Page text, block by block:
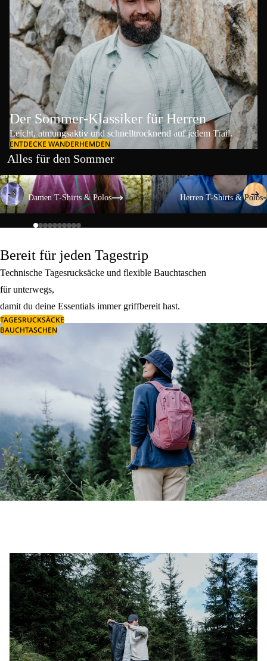
Der Sommer-Klassiker für Herren
Leicht, atmungsaktiv und schnelltrocknend auf jedem Trail.
ENTDECKE WANDERHEMDEN
Alles für den Sommer
Damen T-Shirts & Polos
Damen T-Shirts & Polos
Herren T-Shirts & Polos
Herren T-Shirts & Polos
Bereit für jeden Tagestrip
Technische Tagesrucksäcke und flexible Bauchtaschen
für unterwegs,
damit du deine Essentials immer griffbereit hast.
TAGESRUCKSÄCKE
BAUCHTASCHEN